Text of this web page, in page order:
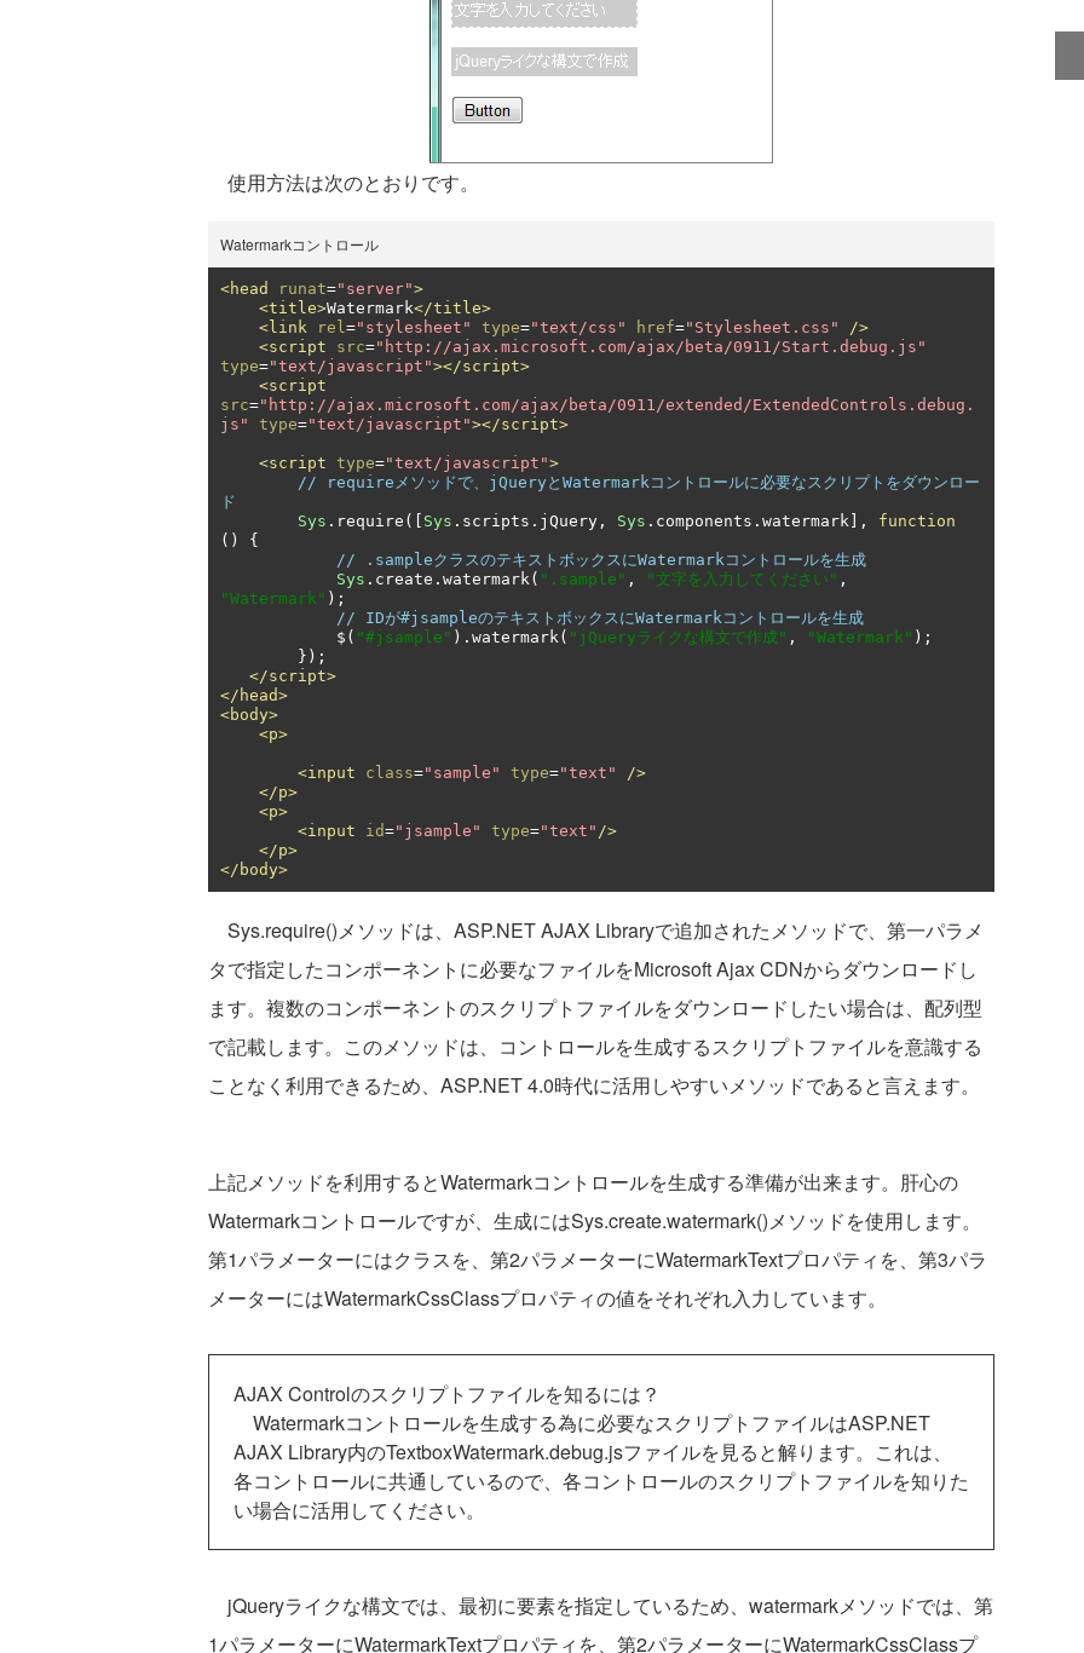
使用方法は次のとおりです。
Watermarkコントロール
<head runat="server">
<title>Watermark</title>
<link
rel="stylesheet" type="text/css" href="Stylesheet.css"
/>
<script
src="http://ajax.microsoft.com/ajax/beta/0911/Start.debug.js"
type="text/javascript"></script>
<script
src="http://ajax.microsoft.com/ajax/beta/0911/extended/ExtendedControls.debug.
js"
type="text/javascript"></script>
<script type="text/javascript">
// requireメソッドで、jQueryとWatermarkコントロールに必要なスクリプトをダウンロー
ド
Sys . require ([ Sys . scripts . jQuery , Sys . components . watermark ],
function
()
{
// .sampleクラスのテキストボックスにWatermarkコントロールを生成
Sys . create . watermark( ".sample" , "文字を入力してください" ,
"Watermark" );
// IDが#jsampleのテキストボックスにWatermarkコントロールを生成
$ ( "#jsample" ). watermark( "jQueryライクな構文で作成" , "Watermark" );
});
</script>
</head>
<body>
<p>
<input class="sample" type="text"
/>
</p>
<p>
<input
id="jsample" type="text" />
</p>
</body>
Sys.require()メソッドは、ASP.NET AJAX Libraryで追加されたメソッドで、第一パラメ
タで指定したコンポーネントに必要なファイルをMicrosoft Ajax CDNからダウンロードし
ます。複数のコンポーネントのスクリプトファイルをダウンロードしたい場合は、配列型
で記載します。このメソッドは、コントロールを生成するスクリプトファイルを意識する
ことなく利用できるため、ASP.NET 4.0時代に活用しやすいメソッドであると言えます。
上記メソッドを利用するとWatermarkコントロールを生成する準備が出来ます。肝心の
Watermarkコントロールですが、生成にはSys.create.watermark()メソッドを使用します。
第1パラメーターにはクラスを、第2パラメーターにWatermarkTextプロパティを、第3パラ
メーターにはWatermarkCssClassプロパティの値をそれぞれ入力しています。
AJAX Controlのスクリプトファイルを知るには？
Watermarkコントロールを生成する為に必要なスクリプトファイルはASP.NET
AJAX Library内のTextboxWatermark.debug.jsファイルを見ると解ります。これは、
各コントロールに共通しているので、各コントロールのスクリプトファイルを知りた
い場合に活用してください。
jQueryライクな構文では、最初に要素を指定しているため、watermarkメソッドでは、第
1パラメーターにWatermarkTextプロパティを、第2パラメーターにWatermarkCssClassプ